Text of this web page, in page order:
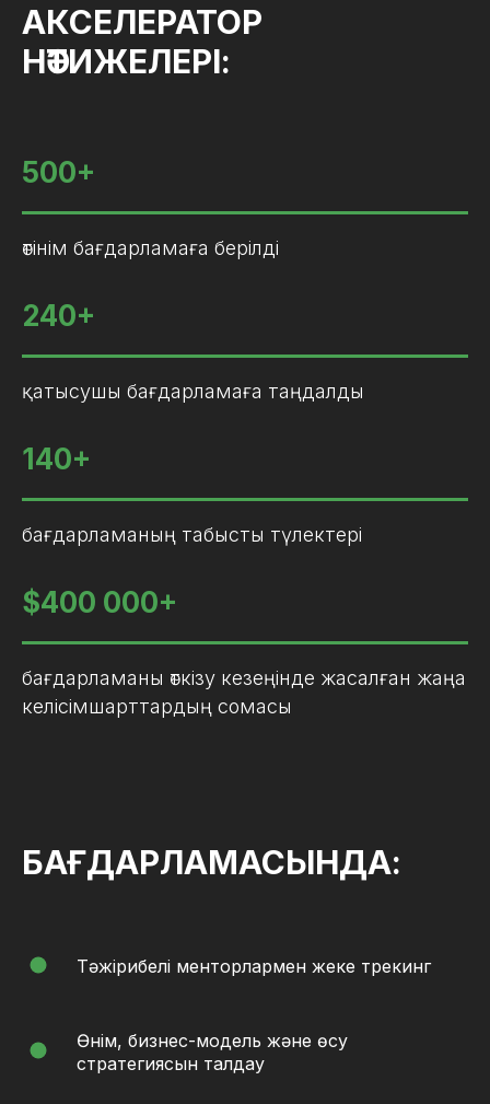
АКСЕЛЕРАТОР
НӘТИЖЕЛЕРІ:
500+
өтінім бағдарламаға берілді
240+
қатысушы бағдарламаға таңдалды
140+
бағдарламаның табысты түлектері
$400 000+
бағдарламаны өткізу кезеңінде жасалған жаңа
келісімшарттардың сомасы
БАҒДАРЛАМАСЫНДА:
Тәжірибелі менторлармен жеке трекинг
Өнім, бизнес-модель және өсу
стратегиясын талдау